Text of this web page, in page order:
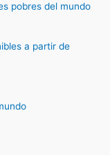
pobres del mundo
a partir de